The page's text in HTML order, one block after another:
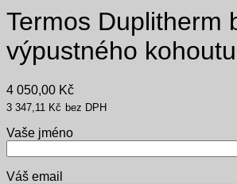
Termos Duplitherm
výpustného
4 050,00 Kč
3 347,11 Kč bez DPH
Vaše jméno
Váš email